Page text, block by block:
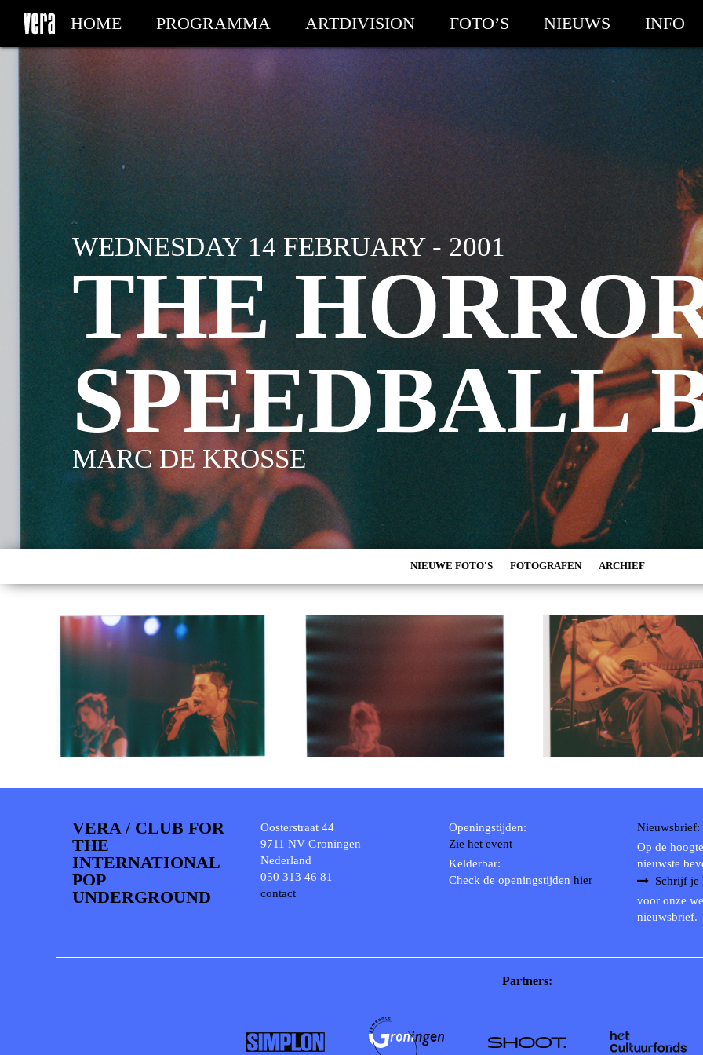
HOME PROGRAMMA ARTDIVISION FOTO’S NIEUWS INFO
MIJN TICKETS
WEDNESDAY 14 FEBRUARY - 2001
THE
SPEEDBALL
MARC DE KROSSE
NIEUWE FOTO'S FOTOGRAFEN
MARC DE KROSSE
SIMONE V/D HEIJDEN
PEER
MISCHA VEENEMA
JEROEN DEKKER
BOB DE VRIES
RICHARD POSTMA
SASKIA LUDDEN
CASHMYRA ROZENDAAL
ARSEN TSKHAY
ESTHER
ARCHIEF
2026
2025
2024
2023
2022
2021
2020
2019
2017
2006
2005
VERA / CLUB FOR
THE
INTERNATIONAL
POP
UNDERGROUND
Oosterstraat 44
9711 NV Groningen
Nederland
050 313 46 81
contact
Openingstijden:
Zie het event
Kelderbar:
Check de openingstijden hier
Nieuwsbrief:
Op de
nieuwste
Schrijf je
voor onze
nieuwsbrief.
Partners: